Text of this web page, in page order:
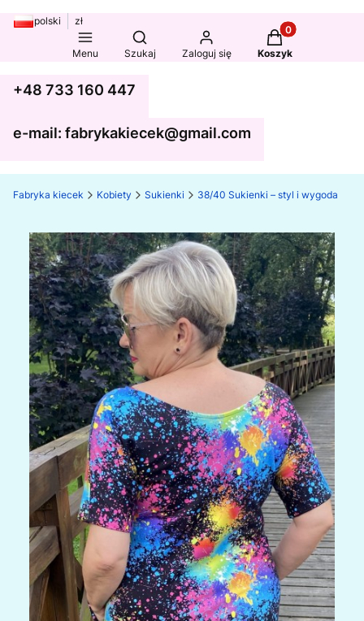
polski zł
Menu
Otwórz wyszukiwarkę
Szukaj Zaloguj się
Produkty w
Koszyk
+48 733 160 447
e-mail: fabrykakiecek@gmail.com
Fabryka kiecek Kobiety Sukienki 38/40 Sukienki – styl i wygoda